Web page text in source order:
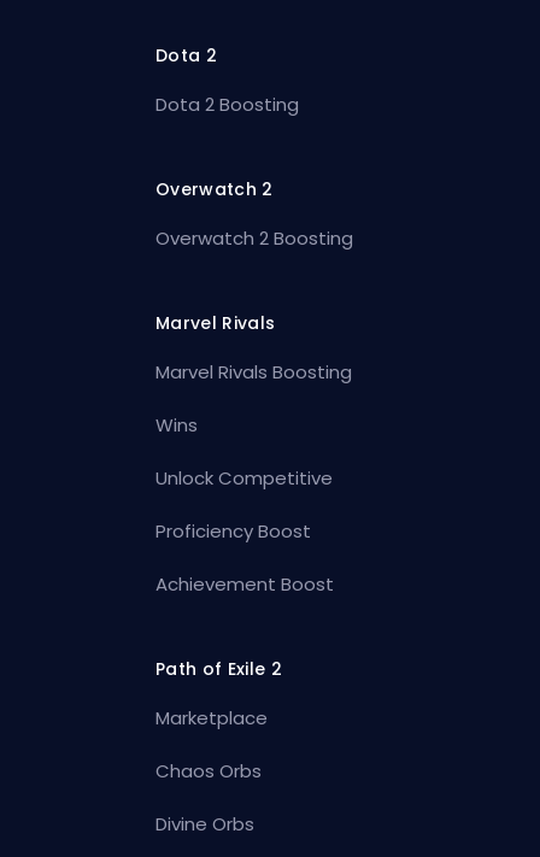
Dota 2
Dota 2 Boosting
Overwatch 2
Overwatch 2 Boosting
Marvel Rivals
Marvel Rivals Boosting
Wins
Unlock Competitive
Proficiency Boost
Achievement Boost
Path of Exile 2
Marketplace
Chaos Orbs
Divine Orbs